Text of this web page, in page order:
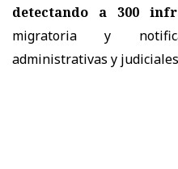
detectando a 300
migratoria y
administrativas y